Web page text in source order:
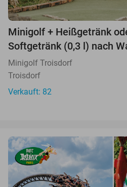
Minigolf + Heißgetränk
Softgetränk (0,3 l) nach
Minigolf Troisdorf
Troisdorf
Verkauft: 82